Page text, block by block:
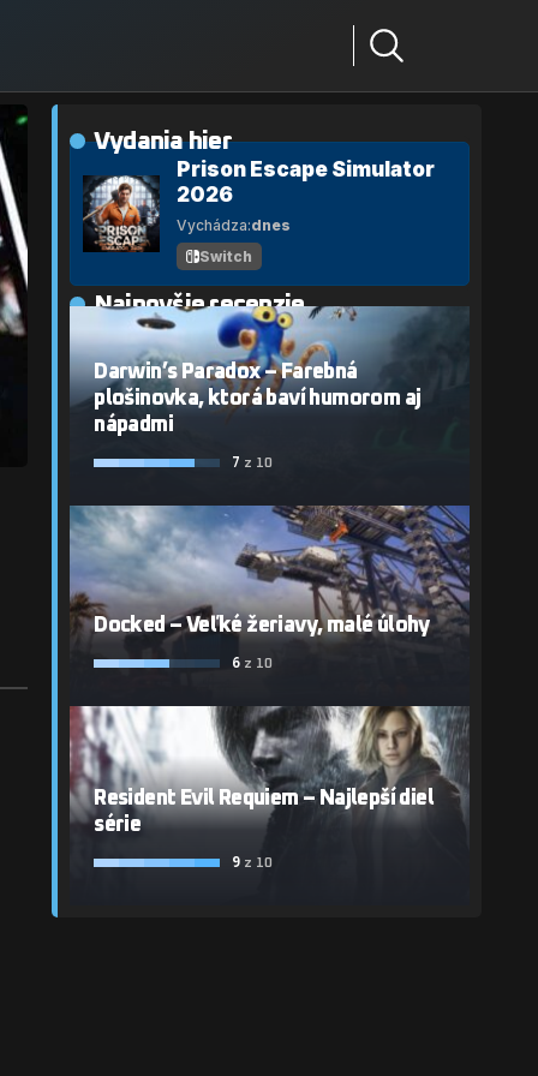
Vydania hier
Prison Escape Simulator
2026
Vychádza:dnes
Switch
Najnovšie recenzie
Darwin’s Paradox – Farebná
plošinovka, ktorá baví humorom aj
nápadmi
7 z 10
Docked – Veľké žeriavy, malé úlohy
6 z 10
Resident Evil Requiem – Najlepší diel
série
9 z 10